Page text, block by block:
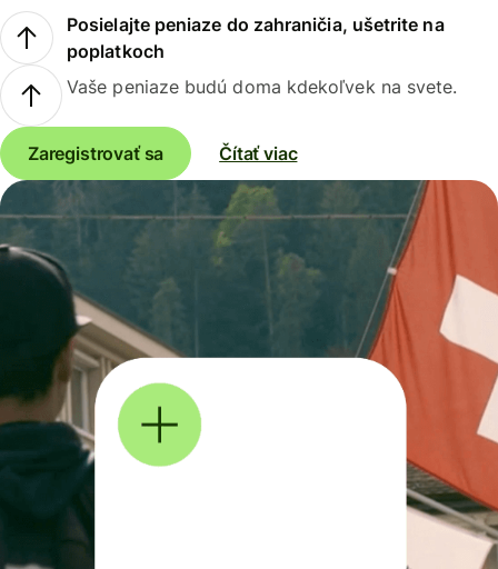
Posielajte peniaze do zahraničia, ušetrite na
poplatkoch
Vaše peniaze budú doma kdekoľvek na svete.
Zaregistrovať sa Čítať viac